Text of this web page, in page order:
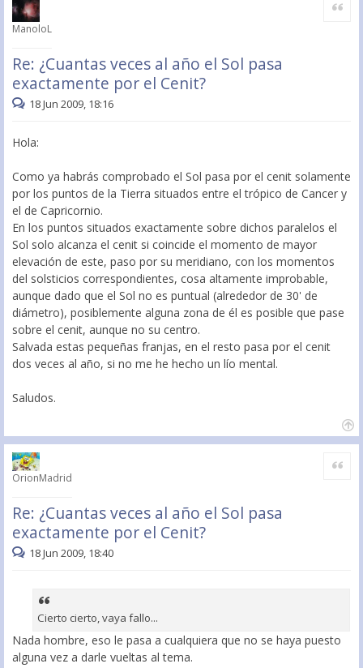
ManoloL
Re: ¿Cuantas veces al año el Sol pasa
exactamente por el Cenit?
18 Jun 2009, 18:16
Hola:
Como ya habrás comprobado el Sol pasa por el cenit solamente
por los puntos de la Tierra situados entre el trópico de Cancer y
el de Capricornio.
En los puntos situados exactamente sobre dichos paralelos el
Sol solo alcanza el cenit si coincide el momento de mayor
elevación de este, paso por su meridiano, con los momentos
del solsticios correspondientes, cosa altamente improbable,
aunque dado que el Sol no es puntual (alrededor de 30' de
diámetro), posiblemente alguna zona de él es posible que pase
sobre el cenit, aunque no su centro.
Salvada estas pequeñas franjas, en el resto pasa por el cenit
dos veces al año, si no me he hecho un lío mental.
Saludos.
OrionMadrid
Re: ¿Cuantas veces al año el Sol pasa
exactamente por el Cenit?
Citar
18 Jun 2009, 18:40
Cierto cierto, vaya fallo...
Nada hombre, eso le pasa a cualquiera que no se haya puesto
alguna vez a darle vueltas al tema.